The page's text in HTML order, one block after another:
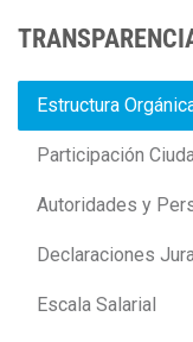
Estructura
Participación
Autoridades y
Declaraciones
Escala Salarial